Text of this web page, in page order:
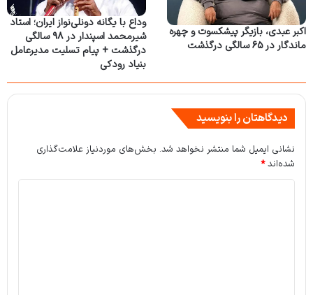
اکبر عبدی، بازیگر پیشکسوت و چهره
ماندگار در ۶۵ سالگی درگذشت
وداع با یگانه دونلی‌نواز ایران؛ استاد
شیرمحمد اسپندار در ۹۸ سالگی
درگذشت + پیام تسلیت مدیرعامل
بنیاد رودکی
دیدگاهتان را بنویسید
نشانی ایمیل شما منتشر نخواهد شد. بخش‌های موردنیاز علامت‌گذاری
شده‌اند*